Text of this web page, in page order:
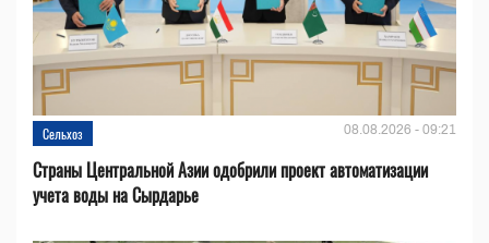
Сельхоз 08.08.2026 - 09:21
Страны Центральной Азии одобрили проект автоматизации
учета воды на Сырдарье